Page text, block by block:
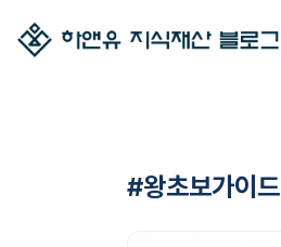
#왕초보가이드